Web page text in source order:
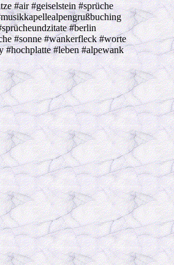
#air #geiselstein #sprüche
#berlin
#sonne #wankerfleck #worte
#hochplatte #leben #alpewank